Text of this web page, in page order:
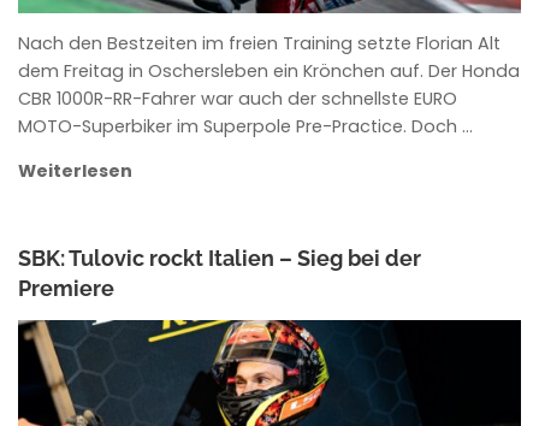
Nach den Bestzeiten im freien Training setzte Florian Alt
dem Freitag in Oschersleben ein Krönchen auf. Der Honda
CBR 1000R-RR-Fahrer war auch der schnellste EURO
MOTO-Superbiker im Superpole Pre-Practice. Doch …
Weiterlesen
SBK: Tulovic rockt Italien – Sieg bei der
Premiere
ANKE WIECZOREK